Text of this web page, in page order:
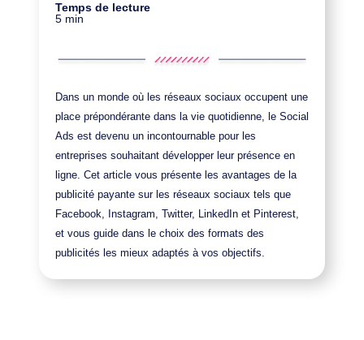
Temps de lecture
5 min
Dans un monde où les réseaux sociaux occupent une
place prépondérante dans la vie quotidienne, le Social
Ads est devenu un incontournable pour les
entreprises souhaitant développer leur présence en
ligne. Cet article vous présente les avantages de la
publicité payante sur les réseaux sociaux tels que
Facebook, Instagram, Twitter, LinkedIn et Pinterest,
et vous guide dans le choix des formats des
publicités les mieux adaptés à vos objectifs.